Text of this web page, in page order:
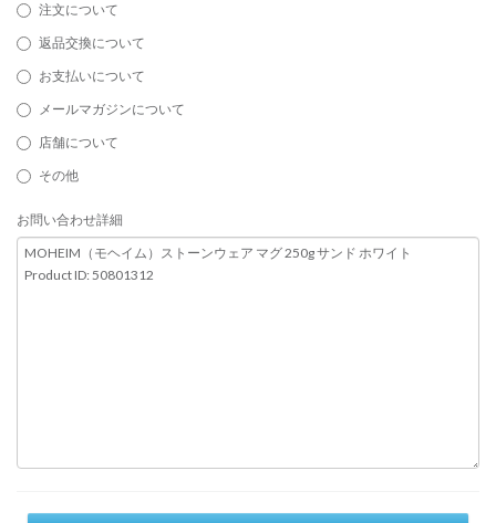
注文について
返品交換について
お支払いについて
メールマガジンについて
店舗について
その他
お問い合わせ詳細